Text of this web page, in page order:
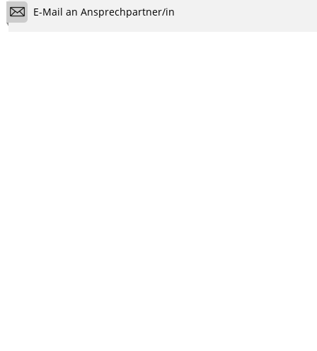
E-Mail an Ansprechpartner/in